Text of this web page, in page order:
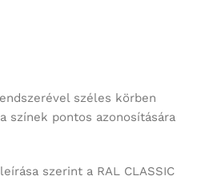
széles körben
színek pontos azonosítására
szerint a RAL CLASSIC